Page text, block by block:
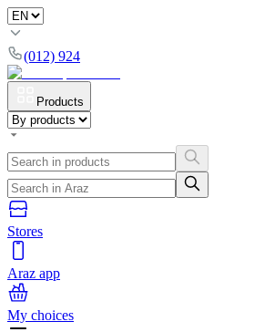
(012) 924
Products
Stores
Araz app
My choices